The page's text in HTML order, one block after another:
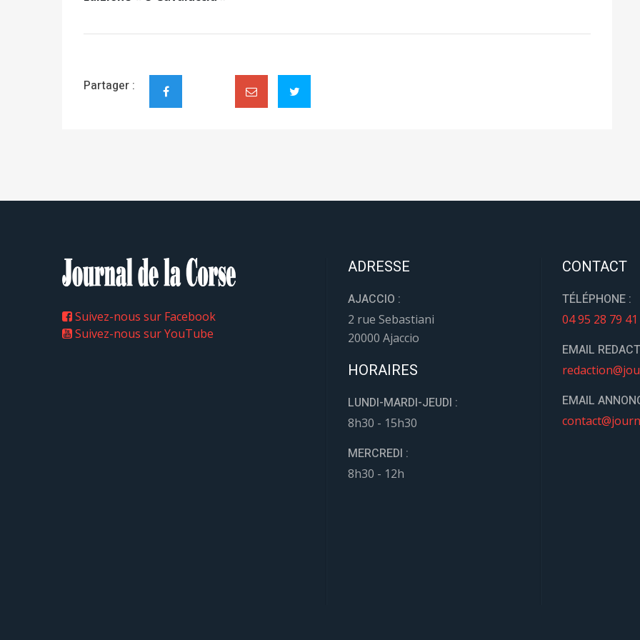
Partager :
Suivez-nous sur Facebook
Suivez-nous sur YouTube
ADRESSE
AJACCIO :
2 rue Sebastiani
20000 Ajaccio
HORAIRES
LUNDI-MARDI-JEUDI :
8h30 - 15h30
MERCREDI :
8h30 - 12h
CONTACT
TÉLÉPHONE :
04 95 28 79 41
EMAIL
EMAIL